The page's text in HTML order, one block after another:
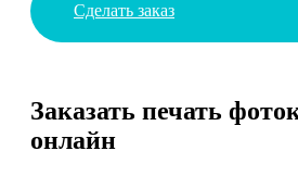
Сделать заказ
Заказать печать
онлайн